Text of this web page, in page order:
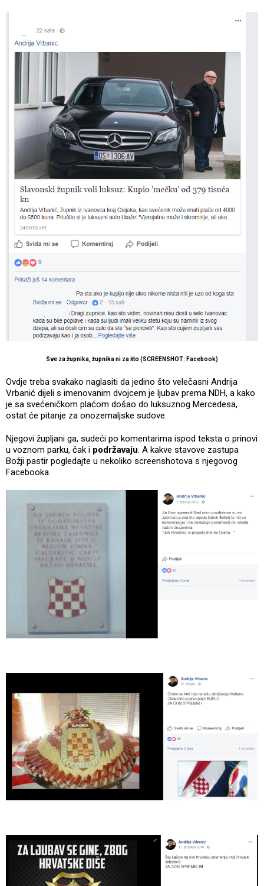
Sve za župnika, župnika ni za što (SCREENSHOT: Facebook)
Ovdje treba svakako naglasiti da jedino što velečasni Andrija
Vrbanić dijeli s imenovanim dvojcem je ljubav prema NDH, a kako
je sa svećeničkom plaćom došao do luksuznog Mercedesa,
ostat će pitanje za onozemaljske sudove.
Njegovi župljani ga, sudeći po komentarima ispod teksta o prinovi
u voznom parku, čak i podržavaju. A kakve stavove zastupa
Božji pastir pogledajte u nekoliko screenshotova s njegovog
Facebooka.